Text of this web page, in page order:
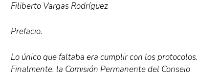
Filiberto Vargas Rodríguez
Prefacio.
Lo único que faltaba era cumplir con los protocolos.
Finalmente, la Comisión Permanente del Consejo